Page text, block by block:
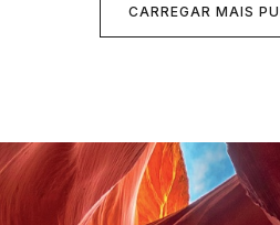
CARREGAR MAIS